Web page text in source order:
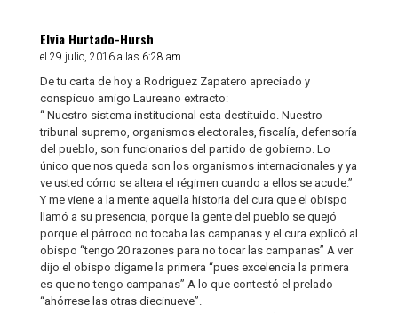
Elvia Hurtado-Hursh
el 29 julio, 2016 a las 6:28 am
De tu carta de hoy a Rodriguez Zapatero apreciado y
conspicuo amigo Laureano extracto:
“ Nuestro sistema institucional esta destituido. Nuestro
tribunal supremo, organismos electorales, fiscalía, defensoría
del pueblo, son funcionarios del partido de gobierno. Lo
único que nos queda son los organismos internacionales y ya
ve usted cómo se altera el régimen cuando a ellos se acude.”
Y me viene a la mente aquella historia del cura que el obispo
llamó a su presencia, porque la gente del pueblo se quejó
porque el párroco no tocaba las campanas y el cura explicó al
obispo “tengo 20 razones para no tocar las campanas” A ver
dijo el obispo dígame la primera “pues excelencia la primera
es que no tengo campanas” A lo que contestó el prelado
“ahórrese las otras diecinueve”.